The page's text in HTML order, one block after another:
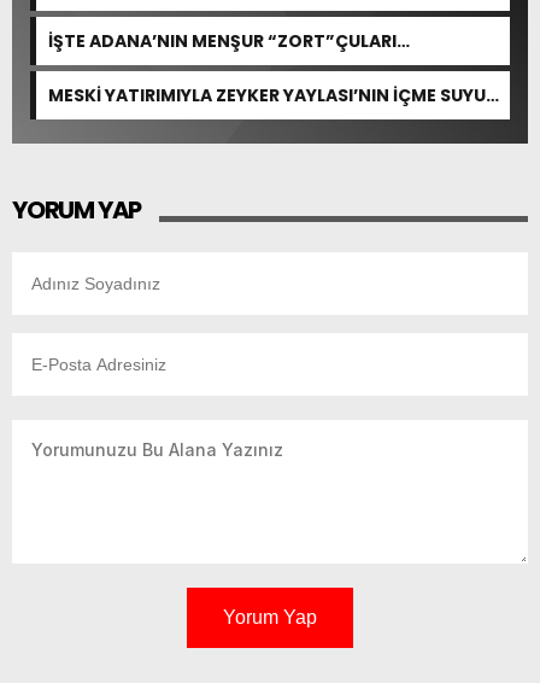
İŞTE ADANA’NIN MENŞUR “ZORT”ÇULARI…
MESKİ YATIRIMIYLA ZEYKER YAYLASI’NIN İÇME SUYU
KAPASİTESİ GÜÇLENDİRİLDİ
YORUM YAP
Yorum Yap